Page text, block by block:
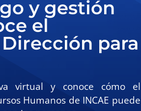
y gestión
el
para
virtual y conoce cómo el
Humanos de INCAE puede